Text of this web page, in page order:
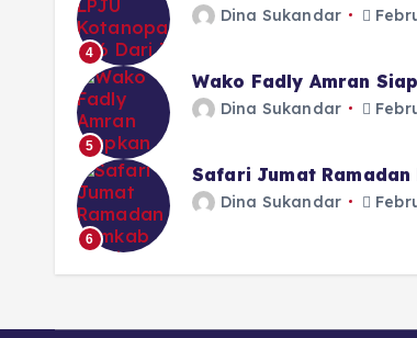
4
Dina Sukandar
5
Wako Fadly Amran
Dina Sukandar
6
Safari Jumat
Dina Sukandar